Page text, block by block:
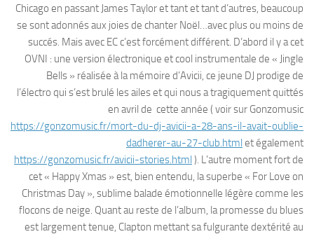
Chicago en passant James Taylor et tant et tant d’autres, beaucoup
se sont adonnés aux joies de chanter Noël…avec plus ou moins de
succés. Mais avec EC c’est forcément différent. D’abord il y a cet
OVNI : une version électronique et cool instrumentale de « Jingle
Bells » réalisée à la mémoire d’Avicii, ce jeune DJ prodige de
l’électro qui s’est brulé les ailes et qui nous a tragiquement quittés
en avril de cette année ( voir sur Gonzomusic
https://gonzomusic.fr/mort-du-dj-avicii-a-28-ans-il-avait-oublie-
dadherer-au-27-club.html et également
https://gonzomusic.fr/avicii-stories.html ). L’autre moment fort de
cet « Happy Xmas » est, bien entendu, la superbe « For Love on
Christmas Day », sublime balade émotionnelle légère comme les
flocons de neige. Quant au reste de l’album, la promesse du blues
est largement tenue, Clapton mettant sa fulgurante dextérité au